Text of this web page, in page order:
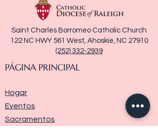
Saint Charles Borromeo Catholic Church
122 NC HWY 561 West, Ahoskie, NC 27910
(252) 332-2939
PÁGINA PRINCIPAL
Hogar
Eventos
Sacramentos